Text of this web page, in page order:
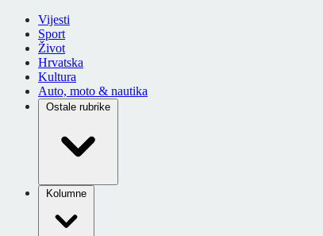
Vijesti
Sport
Život
Hrvatska
Kultura
Auto, moto & nautika
Ostale rubrike
Kolumne